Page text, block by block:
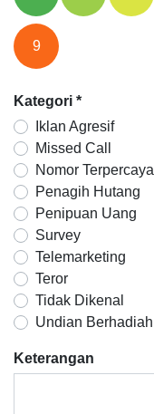
9
Kategori *
Iklan Agresif
Missed Call
Nomor Terpercaya
Penagih Hutang
Penipuan Uang
Survey
Telemarketing
Teror
Tidak Dikenal
Undian Berhadiah
Keterangan